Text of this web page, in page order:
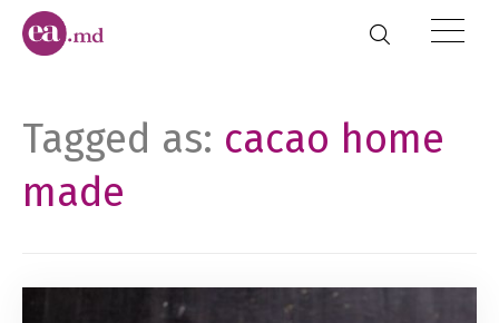
Tagged as: cacao home
made